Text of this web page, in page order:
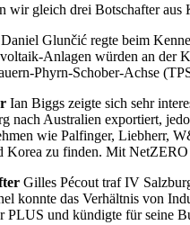
wir gleich drei Botschafter
Daniel Glunčić regte beim
Anlagen würden an der
Phyrn-Schober-Achse
Ian Biggs zeigte sich sehr
nach Australien exportiert,
wie Palfinger, Liebherr,
Korea zu finden. Mit
Gilles Pécout traf IV
konnte das Verhältnis von
PLUS und kündigte für seine